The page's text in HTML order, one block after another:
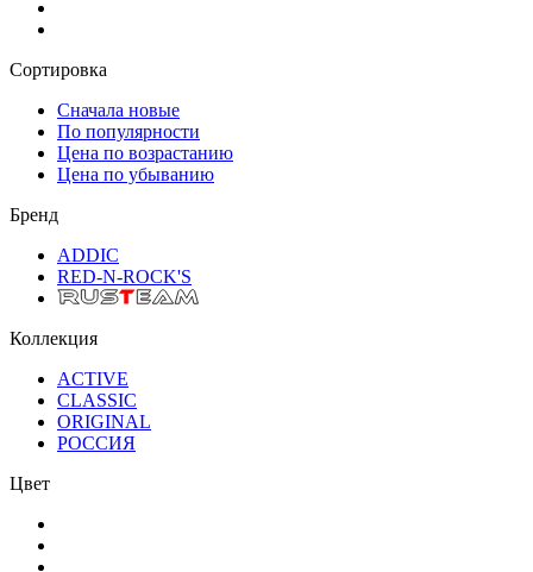
Сортировка
Сначала новые
По популярности
Цена по возрастанию
Цена по убыванию
Бренд
ADDIC
RED-N-ROCK'S
Коллекция
ACTIVE
CLASSIC
ORIGINAL
РОССИЯ
Цвет